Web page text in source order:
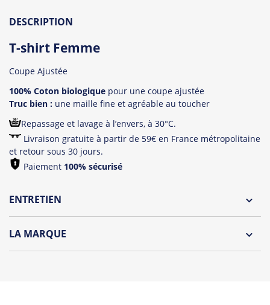
DESCRIPTION
T-shirt Femme
Coupe Ajustée
100% Coton biologique pour une coupe ajustée
Truc bien : une maille fine et agréable au toucher
Repassage et lavage à l’envers, à 30°C.
Livraison gratuite à partir de 59€ en France métropolitaine
et retour sous 30 jours.
Paiement 100% sécurisé
ENTRETIEN
LA MARQUE